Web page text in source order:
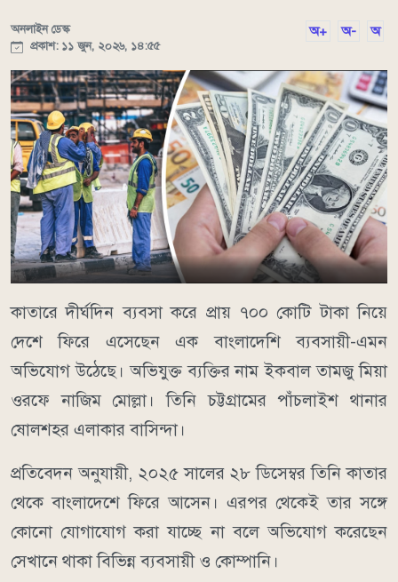
অনলাইন ডেস্ক
প্রকাশ: ১১ জুন, ২০২৬, ১৪:৫৫
অ+ অ- অ
কাতারে দীর্ঘদিন ব্যবসা করে প্রায় ৭০০ কোটি টাকা নিয়ে
দেশে ফিরে এসেছেন এক বাংলাদেশি ব্যবসায়ী-এমন
অভিযোগ উঠেছে। অভিযুক্ত ব্যক্তির নাম ইকবাল তামজু মিয়া
ওরফে নাজিম মোল্লা। তিনি চট্টগ্রামের পাঁচলাইশ থানার
ষোলশহর এলাকার বাসিন্দা।
প্রতিবেদন অনুযায়ী, ২০২৫ সালের ২৮ ডিসেম্বর তিনি কাতার
থেকে বাংলাদেশে ফিরে আসেন। এরপর থেকেই তার সঙ্গে
কোনো যোগাযোগ করা যাচ্ছে না বলে অভিযোগ করেছেন
সেখানে থাকা বিভিন্ন ব্যবসায়ী ও কোম্পানি।